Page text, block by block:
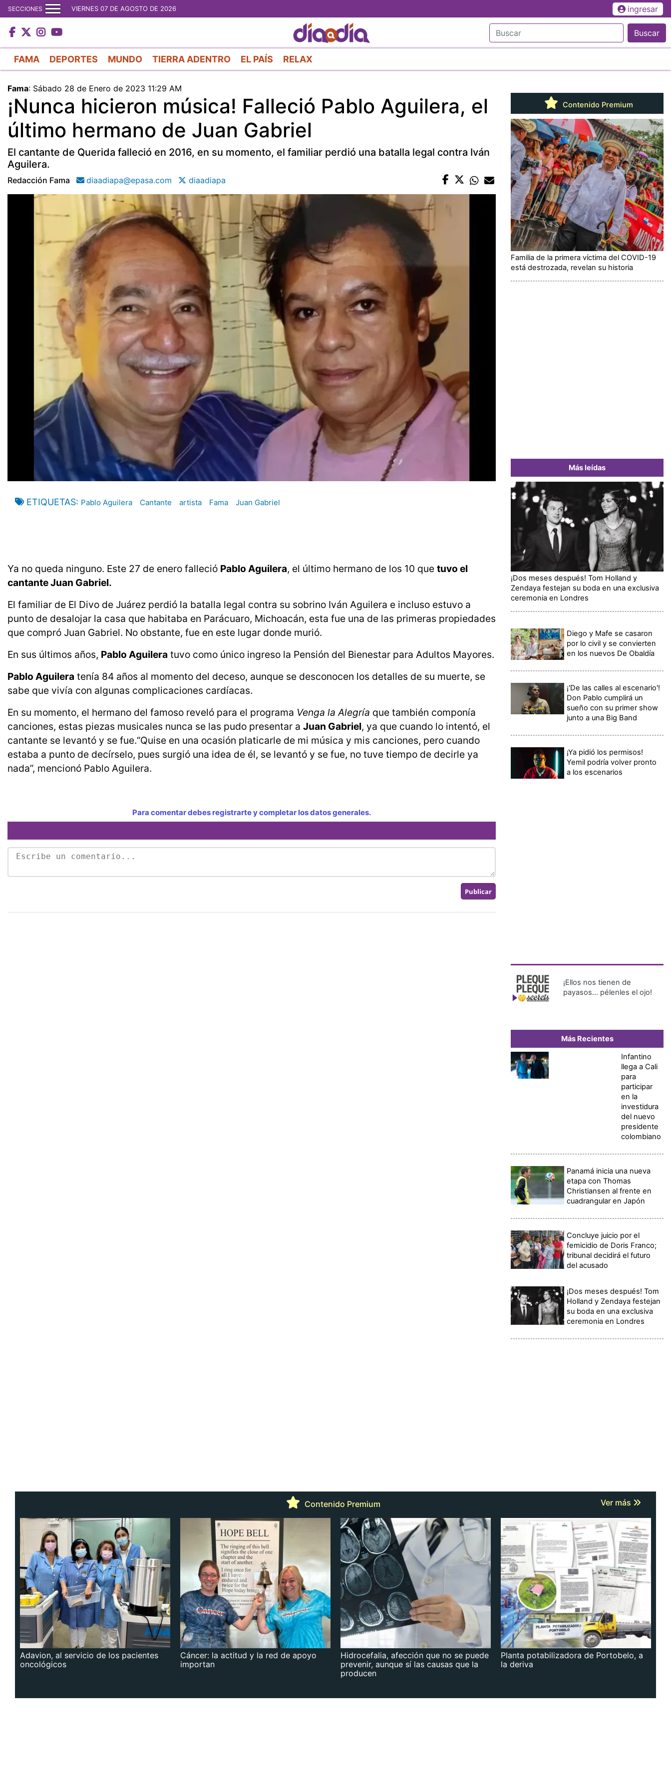
al
contenido
principal
SECCIONES VIERNES 07 DE AGOSTO DE 2026 ingresar
Buscar
FAMA DEPORTES MUNDO TIERRA ADENTRO EL PAÍS RELAX
Fama: Sábado 28 de Enero de 2023 11:29 AM
¡Nunca hicieron música! Falleció Pablo Aguilera, el
último hermano de Juan Gabriel
El cantante de Querida falleció en 2016, en su momento, el familiar perdió una batalla legal contra Iván
Aguilera.
Redacción Fama diaadiapa@epasa.com diaadiapa
ETIQUETAS Pablo Aguilera Cantante artista Fama Juan Gabriel
Ya no queda ninguno. Este 27 de enero falleció Pablo Aguilera, el último hermano de los 10 que tuvo el
cantante Juan Gabriel.
El familiar de El Divo de Juárez perdió la batalla legal contra su sobrino Iván Aguilera e incluso estuvo a
punto de desalojar la casa que habitaba en Parácuaro, Michoacán, esta fue una de las primeras propiedades
que compró Juan Gabriel. No obstante, fue en este lugar donde murió.
En sus últimos años, Pablo Aguilera tuvo como único ingreso la Pensión del Bienestar para Adultos Mayores.
Pablo Aguilera tenía 84 años al momento del deceso, aunque se desconocen los detalles de su muerte, se
sabe que vivía con algunas complicaciones cardíacas.
En su momento, el hermano del famoso reveló para el programa Venga la Alegría que también componía
canciones, estas piezas musicales nunca se las pudo presentar a Juan Gabriel, ya que cuando lo intentó, el
cantante se levantó y se fue.“Quise en una ocasión platicarle de mi música y mis canciones, pero cuando
estaba a punto de decírselo, pues surgió una idea de él, se levantó y se fue, no tuve tiempo de decirle ya
nada”, mencionó Pablo Aguilera.
Para comentar debes registrarte y completar los datos generales.
Contenido Premium
Familia de la primera víctima del COVID-19
está destrozada, revelan su historia
Más leídas
¡Dos meses después! Tom Holland y
Zendaya festejan su boda en una exclusiva
ceremonia en Londres
Diego y Mafe se casaron
por lo civil y se convierten
en los nuevos De Obaldía
¡'De las calles al escenario'!
Don Pablo cumplirá un
sueño con su primer show
junto a una Big Band
¡Ya pidió los permisos!
Yemil podría volver pronto
a los escenarios
¡Ellos nos tienen de
payasos… pélenles el ojo!
Más Recientes
Infantino
llega a Cali
para
participar
en la
investidura
del nuevo
presidente
colombiano
Panamá inicia una nueva
etapa con Thomas
Christiansen al frente en
cuadrangular en Japón
Concluye juicio por el
femicidio de Doris Franco;
tribunal decidirá el futuro
del acusado
¡Dos meses después! Tom
Holland y Zendaya festejan
su boda en una exclusiva
ceremonia en Londres
Contenido Premium Ver más
Adavion, al servicio de los pacientes
oncológicos
Cáncer: la actitud y la red de apoyo
importan
Hidrocefalia, afección que no se puede
prevenir, aunque sí las causas que la
producen
Planta potabilizadora de Portobelo, a
la deriva